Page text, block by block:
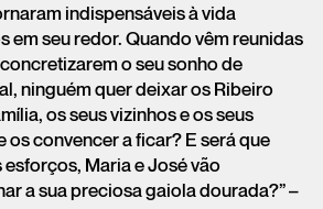
indispensáveis à vida
em seu redor. Quando vêm reunidas
o seu sonho de
ninguém quer deixar os Ribeiro
os seus vizinhos e os seus
os convencer a ficar? E será que
Maria e José vão
a sua preciosa gaiola dourada?” –